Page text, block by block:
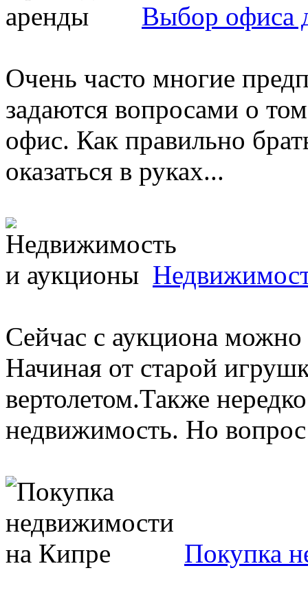
Выбор офиса
Очень часто многие
задаются вопросами о
офис. Как правильно
оказаться в руках...
Сейчас с аукциона можно
Начиная от старой
вертолетом.Также
недвижимость. Но
Покупка